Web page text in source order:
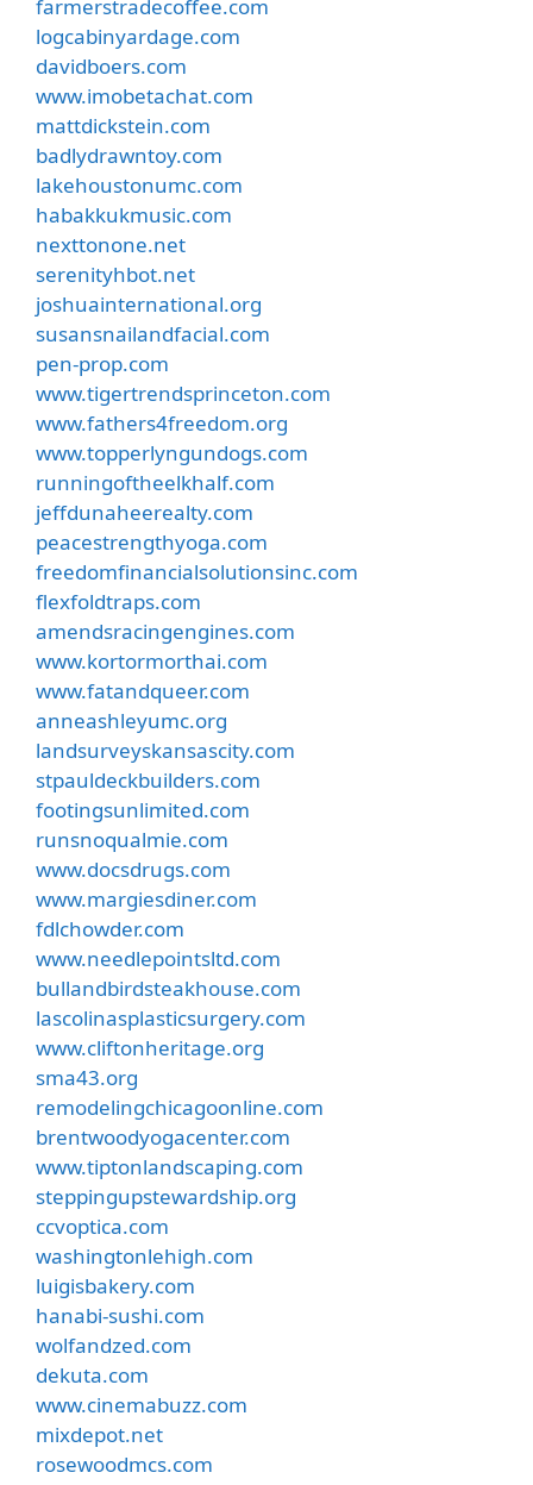
farmerstradecoffee.com
logcabinyardage.com
davidboers.com
www.imobetachat.com
mattdickstein.com
badlydrawntoy.com
lakehoustonumc.com
habakkukmusic.com
nexttonone.net
serenityhbot.net
joshuainternational.org
susansnailandfacial.com
pen-prop.com
www.tigertrendsprinceton.com
www.fathers4freedom.org
www.topperlyngundogs.com
runningoftheelkhalf.com
jeffdunaheerealty.com
peacestrengthyoga.com
freedomfinancialsolutionsinc.com
flexfoldtraps.com
amendsracingengines.com
www.kortormorthai.com
www.fatandqueer.com
anneashleyumc.org
landsurveyskansascity.com
stpauldeckbuilders.com
footingsunlimited.com
runsnoqualmie.com
www.docsdrugs.com
www.margiesdiner.com
fdlchowder.com
www.needlepointsltd.com
bullandbirdsteakhouse.com
lascolinasplasticsurgery.com
www.cliftonheritage.org
sma43.org
remodelingchicagoonline.com
brentwoodyogacenter.com
www.tiptonlandscaping.com
steppingupstewardship.org
ccvoptica.com
washingtonlehigh.com
luigisbakery.com
hanabi-sushi.com
wolfandzed.com
dekuta.com
www.cinemabuzz.com
mixdepot.net
rosewoodmcs.com